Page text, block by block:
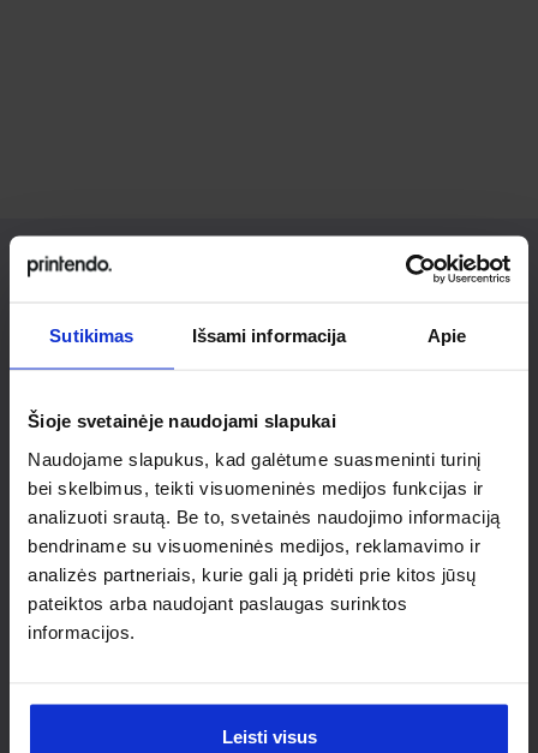
Sutikimas Išsami informacija Apie
Šioje svetainėje naudojami slapukai
Naudojame slapukus, kad galėtume suasmeninti turinį
bei skelbimus, teikti visuomeninės medijos funkcijas ir
analizuoti srautą. Be to, svetainės naudojimo informaciją
bendriname su visuomeninės medijos, reklamavimo ir
analizės partneriais, kurie gali ją pridėti prie kitos jūsų
pateiktos arba naudojant paslaugas surinktos
informacijos.
Leisti visus
Ieškai
individualaus
sprendimo?
Susisiek su mumis dėl
nestandartinio produkto aptarimo.
Susisiekti